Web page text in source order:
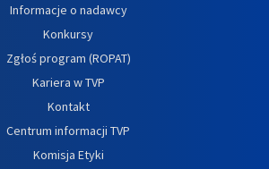
Informacje o nadawcy
Konkursy
Zgłoś program (ROPAT)
Kariera w TVP
Kontakt
Centrum informacji TVP
Komisja Etyki